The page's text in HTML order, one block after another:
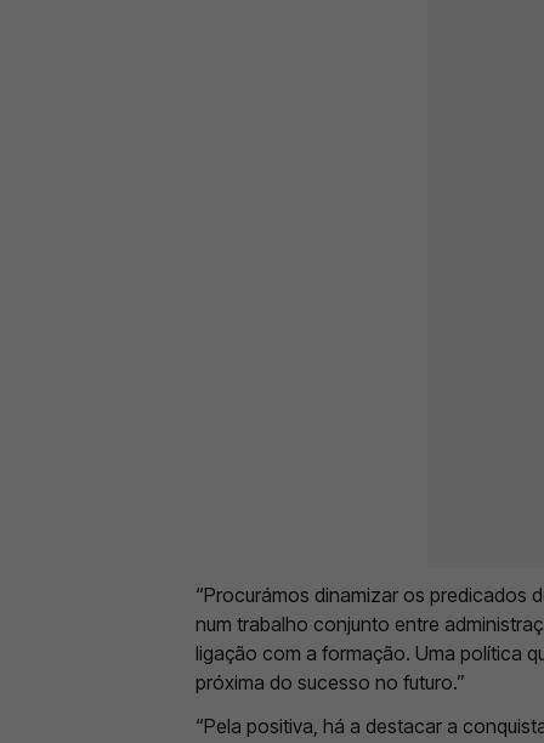
“Procurámos dinamizar os predicados
num trabalho conjunto entre
ligação com a formação. Uma política
próxima do sucesso no futuro.”
“Pela positiva, há a destacar a